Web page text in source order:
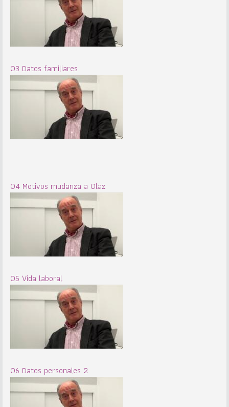
03 Datos familiares
04 Motivos mudanza a Olaz
05 Vida laboral
06 Datos personales 2